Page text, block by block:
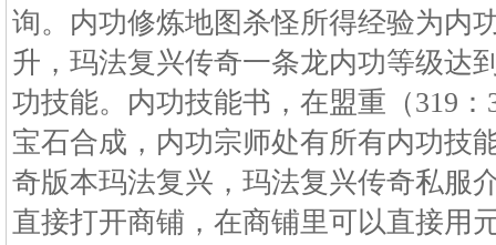
询。内功修炼地图杀怪所得经验为内
升，玛法复兴传奇一条龙内功等级达
功技能。内功技能书，在盟重（319
宝石合成，内功宗师处有所有内功技
奇版本玛法复兴，玛法复兴传奇私服
直接打开商铺，在商铺里可以直接用